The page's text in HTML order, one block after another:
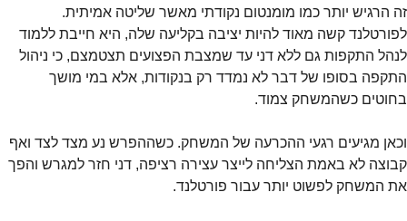
זה הרגיש יותר כמו מומנטום נקודתי מאשר שליטה אמיתית.
לפורטלנד קשה מאוד להיות יציבה בקליעה שלה, היא חייבת ללמוד
לנהל התקפות גם ללא דני עד שמצבת הפצועים תצטמצם, כי ניהול
התקפה בסופו של דבר לא נמדד רק בנקודות, אלא במי מושך
בחוטים כשהמשחק צמוד.
וכאן מגיעים רגעי ההכרעה של המשחק. כשההפרש נע מצד לצד ואף
קבוצה לא באמת הצליחה לייצר עצירה רציפה, דני חזר למגרש והפך
את המשחק לפשוט יותר עבור פורטלנד.